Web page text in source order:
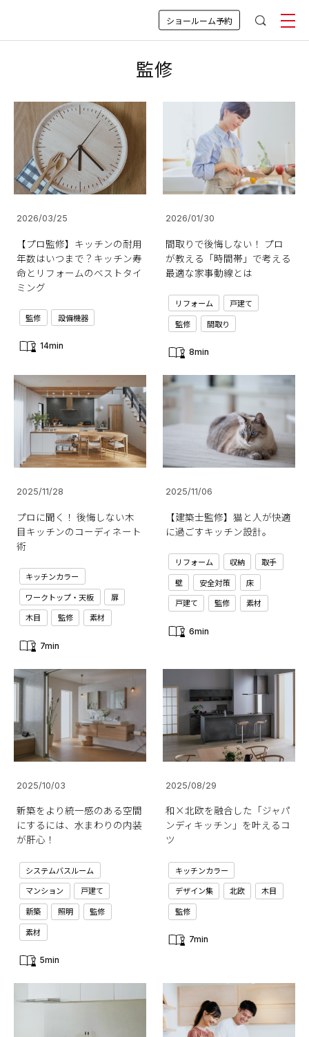
ショールーム予約
監修
2026/03/25
【プロ監修】キッチンの耐用
年数はいつまで？キッチン寿
命とリフォームのベストタイ
ミング
監修 設備機器
14min
2026/01/30
間取りで後悔しない！ プロ
が教える「時間帯」で考える
最適な家事動線とは
リフォーム
戸建て
監修
間取り
8min
2025/11/28
プロに聞く！ 後悔しない木
目キッチンのコーディネート
術
キッチンカラー
ワークトップ・天板
扉
木目
監修 素材
7min
2025/11/06
【建築士監修】猫と人が快適
に過ごすキッチン設計。
リフォーム 収納
取手
壁
安全対策
床
戸建て
監修 素材
6min
2025/10/03
新築をより統一感のある空間
にするには、水まわりの内装
が肝心！
システムバスルーム
マンション
戸建て
新築
照明
監修
素材
5min
2025/08/29
和×北欧を融合した「ジャパ
ンディキッチン」を叶えるコ
ツ
キッチンカラー
デザイン集
北欧
木目
監修
7min